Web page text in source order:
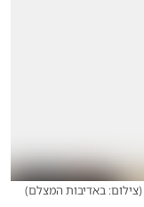
(צילום: באדיבות המצלם)